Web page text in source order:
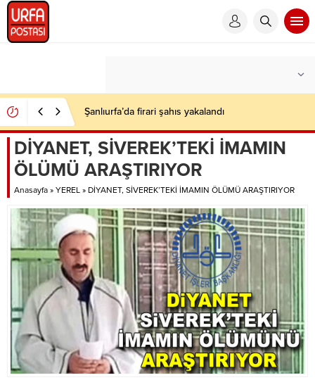
Şanlıurfa’da firari şahıs yakalandı
DİYANET, SİVEREK’TEKİ İMAMIN
ÖLÜMÜ ARAŞTIRIYOR
Anasayfa » YEREL » DİYANET, SİVEREK’TEKİ İMAMIN ÖLÜMÜ ARAŞTIRIYOR